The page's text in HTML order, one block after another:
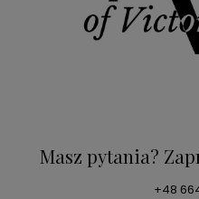
Masz pytania?
+48